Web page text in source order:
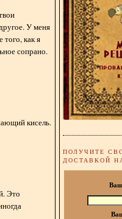
У меня
того, как я
сопрано.
кисель.
Это
ПОЛУЧИТЕ
ДОСТАВКОЙ